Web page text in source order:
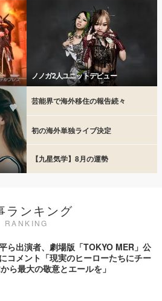
ノノガ2人ユニットデビュー
芸能界で海外移住の報告続々
初の海外単独ライブ決定
【九星気学】8月の運勢
ランキング
RANKING
ら出演者、劇場版「TOKYO MER」公
コメント「現実のヒーローたちにチー
ら最大の敬意とエールを」